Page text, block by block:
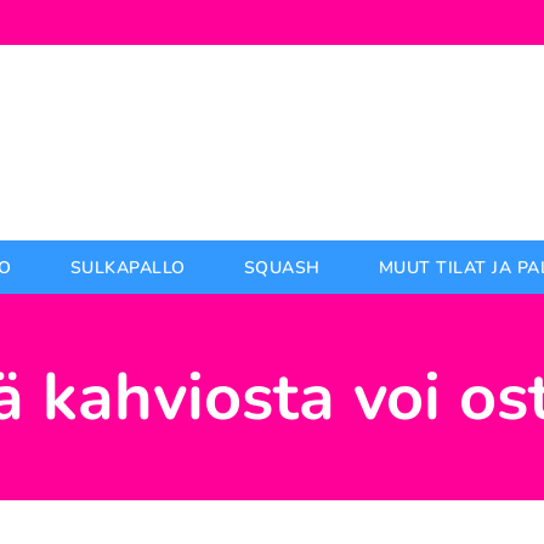
SULKAPALLO SQUASH MUUT TILAT JA
kahviosta voi